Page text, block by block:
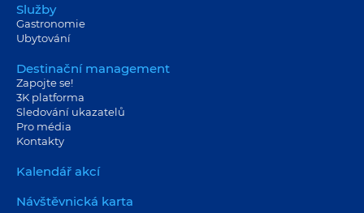
Služby
Gastronomie
Ubytování
Destinační management
Zapojte se!
3K platforma
Sledování ukazatelů
Pro média
Kontakty
Kalendář akcí
Návštěvnická karta